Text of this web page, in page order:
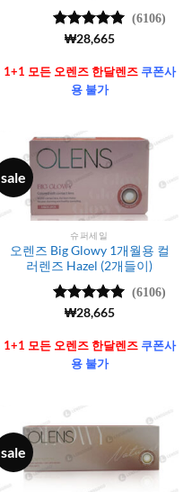
5 중에서
가됨
(6106)
₩28,665
1+1 모든 오렌즈 한달렌즈쿠폰사
용 불가
sale
슈퍼세일
오렌즈 Big Glowy 1개월용 컬
러렌즈 Hazel (2개들이)
5 중에서
가됨
(6106)
₩28,665
1+1 모든 오렌즈 한달렌즈쿠폰사
용 불가
sale